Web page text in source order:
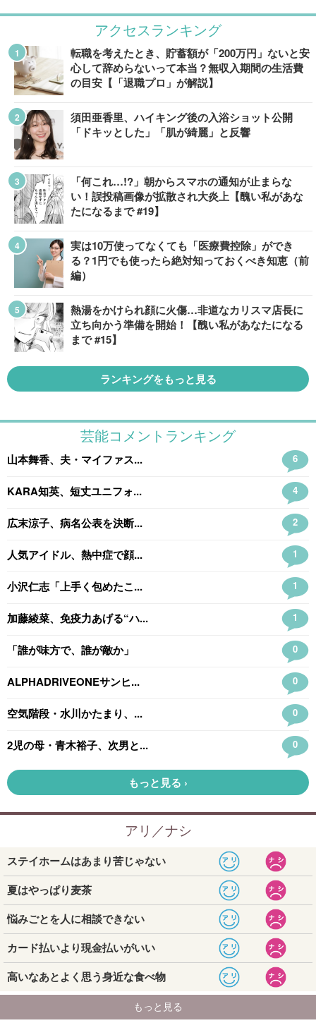
アクセスランキング
転職を考えたとき、貯蓄額が「200万円」ないと安
心して辞めらないって本当？無収入期間の生活費
の目安【「退職プロ」が解説】
須田亜香里、ハイキング後の入浴ショット公開
「ドキッとした」「肌が綺麗」と反響
「何これ…!?」朝からスマホの通知が止まらな
い！誤投稿画像が拡散され大炎上【醜い私があな
たになるまで #19】
実は10万使ってなくても「医療費控除」ができ
る？1円でも使ったら絶対知っておくべき知恵（前
編）
熱湯をかけられ顔に火傷…非道なカリスマ店長に
立ち向かう準備を開始！【醜い私があなたになる
まで #15】
ランキングをもっと見る